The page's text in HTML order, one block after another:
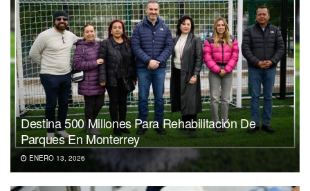
Destina 500 Millones Para Rehabilitación De
Parques En Monterrey
ENERO 13, 2026